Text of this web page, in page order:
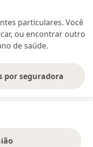
particulares. Você
ou encontrar outro
de saúde.
por seguradora